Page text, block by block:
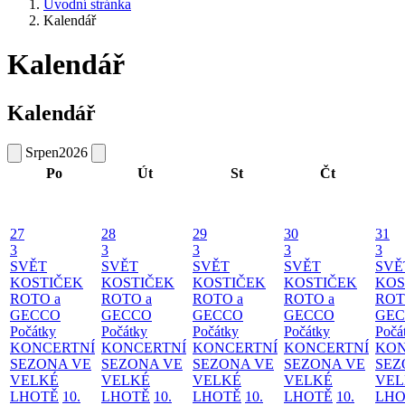
Úvodní stránka
Kalendář
Kalendář
Kalendář
Srpen2026
Po
Út St Čt
27
3
SVĚT
KOSTIČEK
ROTO a
GECCO
Počátky
KONCERTNÍ
SEZONA VE
VELKÉ
LHOTĚ 10.
28
3
SVĚT
KOSTIČEK
ROTO a
GECCO
Počátky
KONCERTNÍ
SEZONA VE
VELKÉ
LHOTĚ 10.
29
3
SVĚT
KOSTIČEK
ROTO a
GECCO
Počátky
KONCERTNÍ
SEZONA VE
VELKÉ
LHOTĚ 10.
30
3
SVĚT
KOSTIČEK
ROTO a
GECCO
Počátky
KONCERTNÍ
SEZONA VE
VELKÉ
LHOTĚ 10.
31
3